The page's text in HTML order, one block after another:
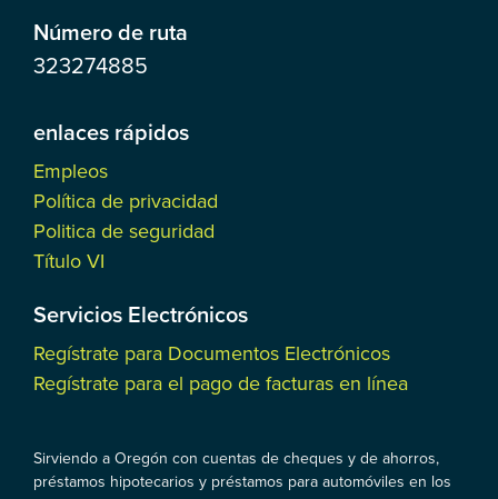
Número de ruta
323274885
enlaces rápidos
Empleos
Política de privacidad
Politica de seguridad
Título VI
Servicios Electrónicos
Regístrate para Documentos Electrónicos
Regístrate para el pago de facturas en línea
Sirviendo a Oregón con cuentas de cheques y de ahorros,
préstamos hipotecarios y préstamos para automóviles en los